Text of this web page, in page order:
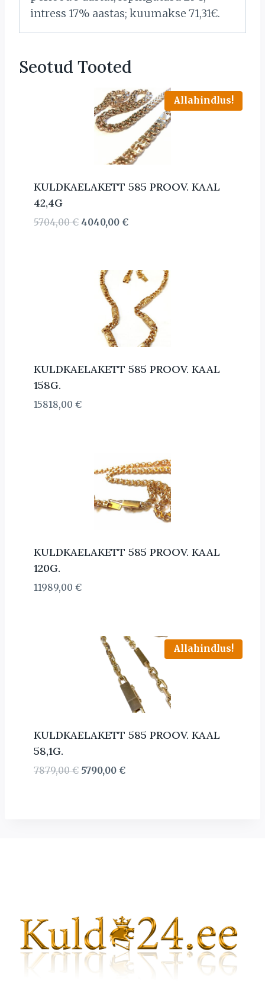
intress 17% aastas; kuumakse 71,31€.
Seotud Tooted
Allahindlus!
KULDKAELAKETT 585 PROOV. KAAL
42,4G
5704,00€ Algne
4040,00 €Current
KULDKAELAKETT 585 PROOV. KAAL
158G.
15818,00 €
KULDKAELAKETT 585 PROOV. KAAL
120G.
11989,00 €
Allahindlus!
KULDKAELAKETT 585 PROOV. KAAL
58,1G.
7879,00€ Algne
5790,00 €Current